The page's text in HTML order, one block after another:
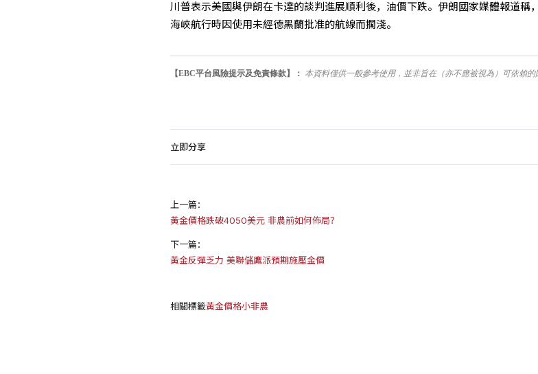
川普表示美國與伊朗在卡達的談判進展順利後，油價下跌。伊朗國家媒體報道稱
海峽航行時因使用未經德黑蘭批准的航線而擱淺。
【EBC平台風險提示及免責條款】： 本資料僅供一般參考使用，並非旨在（亦不應被視為）可依賴的
立即分享
上一篇：
黃金價格跌破4050美元 非農前如何佈局？
下一篇：
黃金反彈乏力 美聯儲鷹派預期施壓金價
相關標籤黃金價格小非農